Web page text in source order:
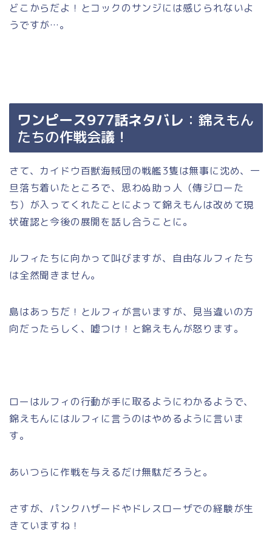
どこからだよ！とコックのサンジには感じられないよ
うですが…。
ワンピース977話ネタバレ ：錦えもん
たちの作戦会議！
さて、カイドウ百獣海賊団の戦艦3隻は無事に沈め、一
旦落ち着いたところで、思わぬ助っ人（傳ジローた
ち）が入ってくれたことによって錦えもんは改めて現
状確認と今後の展開を話し合うことに。
ルフィたちに向かって叫びますが、自由なルフィたち
は全然聞きません。
島はあっちだ！とルフィが言いますが、見当違いの方
向だったらしく、嘘つけ！と錦えもんが怒ります。
ローはルフィの行動が手に取るようにわかるようで、
錦えもんにはルフィに言うのはやめるように言いま
す。
あいつらに作戦を与えるだけ無駄だろうと。
さすが、パンクハザードやドレスローザでの経験が生
きていますね！